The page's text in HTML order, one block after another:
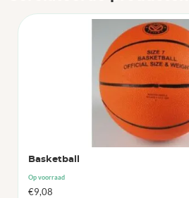
Basketball
Op voorraad
€9,08